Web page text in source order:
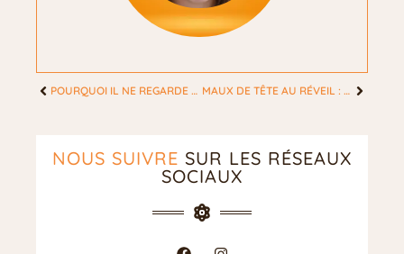
POURQUOI IL NE REGARDE PLUS MES STORY : LES RAISONS PSYCHOLOGIQUES ET ÉMOTIONNELLES MAUX DE TÊTE AU RÉVEIL : COMPRENDRE, PRÉVENIR ET SOULAGER RAPIDEMENT
NOUS SUIVRE SUR LES RÉSEAUX
SOCIAUX